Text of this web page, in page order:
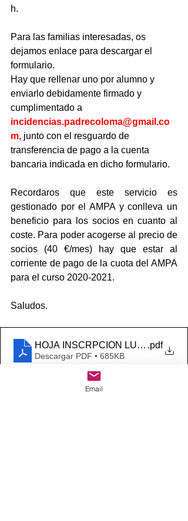
h.
Para las familias interesadas, os
dejamos enlace para descargar el
formulario.
Hay que rellenar uno por alumno y
enviarlo debidamente firmado y
cumplimentado a
incidencias.padrecoloma@gmail.co
m, junto con el resguardo de
transferencia de pago a la cuenta
bancaria indicada en dicho formulario.
Recordaros que este servicio es
gestionado por el AMPA y conlleva un
beneficio para los socios en cuanto al
coste. Para poder acogerse al precio de
socios (40 €/mes) hay que estar al
corriente de pago de la cuota del AMPA
para el curso 2020-2021.
Saludos.
HOJA INSCRPCIÓN LUDOTECA
.pdf
Descargar PDF • 685KB
Email